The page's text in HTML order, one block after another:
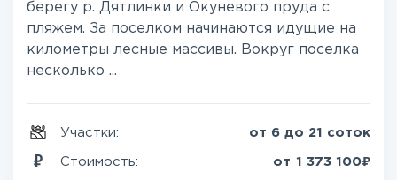
берегу р. Дятлинки и Окуневого пруда с
пляжем. За поселком начинаются идущие на
километры лесные массивы. Вокруг поселка
несколько ...
Участки: от 6 до 21 соток
Стоимость: от 1 373 100₽